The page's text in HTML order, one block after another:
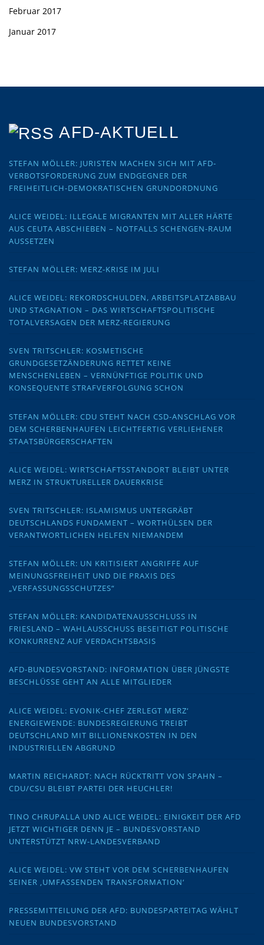
Februar 2017
Januar 2017
AFD-AKTUELL
STEFAN MÖLLER: JURISTEN MACHEN SICH MIT AFD-
VERBOTSFORDERUNG ZUM ENDGEGNER DER
FREIHEITLICH-DEMOKRATISCHEN GRUNDORDNUNG
ALICE WEIDEL: ILLEGALE MIGRANTEN MIT ALLER HÄRTE
AUS CEUTA ABSCHIEBEN – NOTFALLS SCHENGEN-RAUM
AUSSETZEN
STEFAN MÖLLER: MERZ-KRISE IM JULI
ALICE WEIDEL: REKORDSCHULDEN, ARBEITSPLATZABBAU
UND STAGNATION – DAS WIRTSCHAFTSPOLITISCHE
TOTALVERSAGEN DER MERZ-REGIERUNG
SVEN TRITSCHLER: KOSMETISCHE
GRUNDGESETZÄNDERUNG RETTET KEINE
MENSCHENLEBEN – VERNÜNFTIGE POLITIK UND
KONSEQUENTE STRAFVERFOLGUNG SCHON
STEFAN MÖLLER: CDU STEHT NACH CSD-ANSCHLAG VOR
DEM SCHERBENHAUFEN LEICHTFERTIG VERLIEHENER
STAATSBÜRGERSCHAFTEN
ALICE WEIDEL: WIRTSCHAFTSSTANDORT BLEIBT UNTER
MERZ IN STRUKTURELLER DAUERKRISE
SVEN TRITSCHLER: ISLAMISMUS UNTERGRÄBT
DEUTSCHLANDS FUNDAMENT – WORTHÜLSEN DER
VERANTWORTLICHEN HELFEN NIEMANDEM
STEFAN MÖLLER: UN KRITISIERT ANGRIFFE AUF
MEINUNGSFREIHEIT UND DIE PRAXIS DES
„VERFASSUNGSSCHUTZES“
STEFAN MÖLLER: KANDIDATENAUSSCHLUSS IN
FRIESLAND – WAHLAUSSCHUSS BESEITIGT POLITISCHE
KONKURRENZ AUF VERDACHTSBASIS
AFD-BUNDESVORSTAND: INFORMATION ÜBER JÜNGSTE
BESCHLÜSSE GEHT AN ALLE MITGLIEDER
ALICE WEIDEL: EVONIK-CHEF ZERLEGT MERZ‘
ENERGIEWENDE: BUNDESREGIERUNG TREIBT
DEUTSCHLAND MIT BILLIONENKOSTEN IN DEN
INDUSTRIELLEN ABGRUND
MARTIN REICHARDT: NACH RÜCKTRITT VON SPAHN –
CDU/CSU BLEIBT PARTEI DER HEUCHLER!
TINO CHRUPALLA UND ALICE WEIDEL: EINIGKEIT DER AFD
JETZT WICHTIGER DENN JE – BUNDESVORSTAND
UNTERSTÜTZT NRW-LANDESVERBAND
ALICE WEIDEL: VW STEHT VOR DEM SCHERBENHAUFEN
SEINER ‚UMFASSENDEN TRANSFORMATION‘
PRESSEMITTEILUNG DER AFD: BUNDESPARTEITAG WÄHLT
NEUEN BUNDESVORSTAND